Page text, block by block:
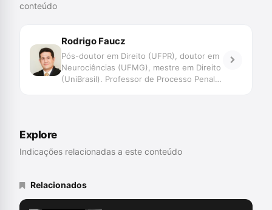
conteúdo
Rodrigo Faucz
Pós-doutor em Direito (UFPR), doutor em
Neurociências (UFMG), mestre em Direito
(UniBrasil). Professor de Processo Penal e
Explore
Indicações relacionadas a este conteúdo
Relacionados